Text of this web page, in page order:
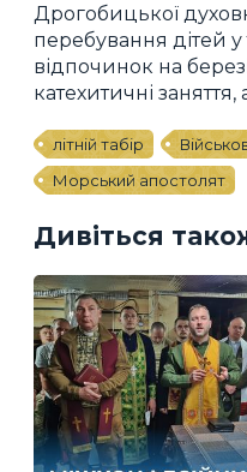
Дрогобицької
перебування дітей
відпочинок на
катехитичні заняття,
літній табір
Морський апостолят
Дивіться